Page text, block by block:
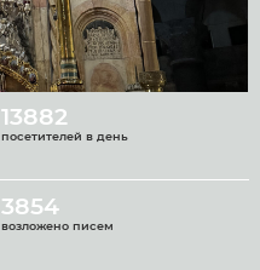
13882
посетителей в день
3854
возложено писем